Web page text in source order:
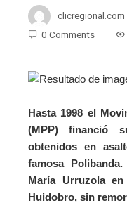
clicregional.com
0 Comments
Hasta 1998 el
(MPP) financió
obtenidos en
famosa
María Urruzola
Huidobro, sin